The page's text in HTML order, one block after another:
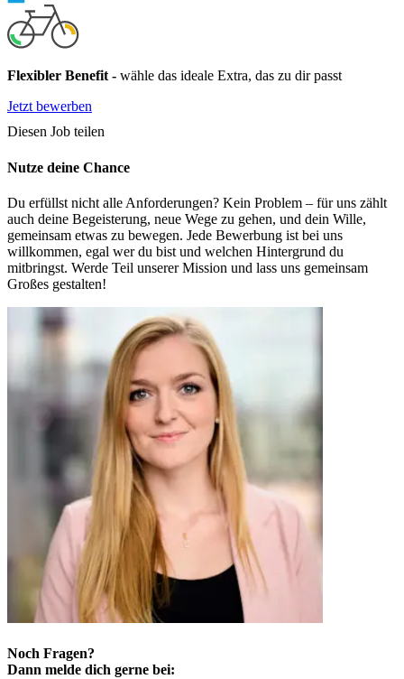
Flexibler Benefit- wähle das ideale Extra, das zu dir passt
Jetzt bewerben
Diesen Job teilen
Nutze deine Chance
Du erfüllst nicht alle Anforderungen? Kein Problem – für uns zählt
auch deine Begeisterung, neue Wege zu gehen, und dein Wille,
gemeinsam etwas zu bewegen. Jede Bewerbung ist bei uns
willkommen, egal wer du bist und welchen Hintergrund du
mitbringst. Werde Teil unserer Mission und lass uns gemeinsam
Großes gestalten!
Noch Fragen?
Dann melde dich gerne bei: